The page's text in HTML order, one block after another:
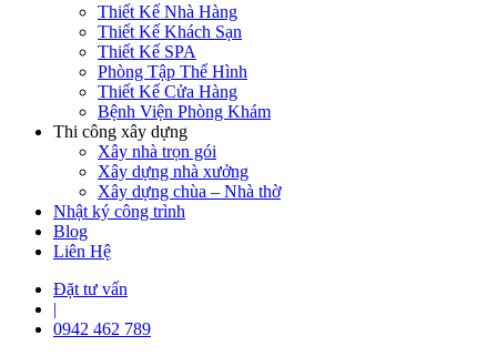
Thiết Kế Nhà Hàng
Thiết Kế Khách Sạn
Thiết Kế SPA
Phòng Tập Thể Hình
Thiết Kế Cửa Hàng
Bệnh Viện Phòng Khám
Thi công xây dựng
Xây nhà trọn gói
Xây dựng nhà xưởng
Xây dựng chùa – Nhà thờ
Nhật ký công trình
Blog
Liên Hệ
Đặt tư vấn
|
0942 462 789